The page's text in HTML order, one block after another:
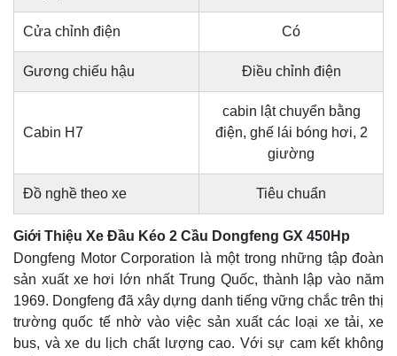
Cửa chỉnh điện Có
Gương chiếu hậu Điều chỉnh điện
Cabin H7
cabin lật chuyển bằng
điện, ghế lái bóng hơi, 2
giường
Đồ nghề theo xe Tiêu chuẩn
Giới Thiệu Xe Đầu Kéo 2 Cầu Dongfeng GX 450Hp
Dongfeng Motor Corporation là một trong những tập đoàn
sản xuất xe hơi lớn nhất Trung Quốc, thành lập vào năm
1969. Dongfeng đã xây dựng danh tiếng vững chắc trên thị
trường quốc tế nhờ vào việc sản xuất các loại xe tải, xe
bus, và xe du lịch chất lượng cao. Với sự cam kết không